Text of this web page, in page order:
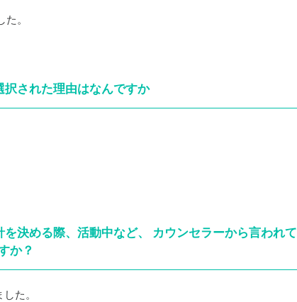
。
された理由はなんですか
決める際、活動中など、 カウンセラーから言われて
か？
た。